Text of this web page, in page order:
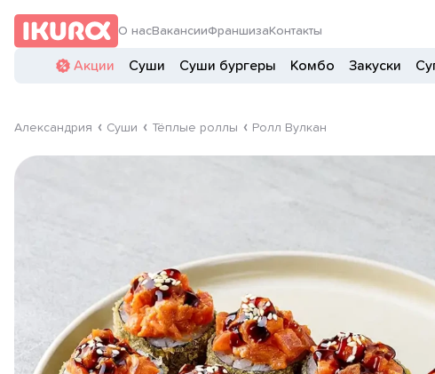
О насВакансииФраншиза Контакты
Акции Суши Суши бургеры Комбо Закуски
Александрия Суши Тёплые роллы Ролл Вулкан